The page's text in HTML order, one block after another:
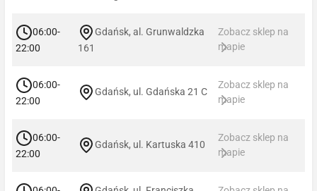
06:00-
22:00
Gdańsk, al. Grunwaldzka
161
Zobacz sklep na
mapie
06:00-
22:00
Gdańsk, ul. Gdańska 21 C
Zobacz sklep na
mapie
06:00-
22:00
Gdańsk, ul. Kartuska 410
Zobacz sklep na
mapie